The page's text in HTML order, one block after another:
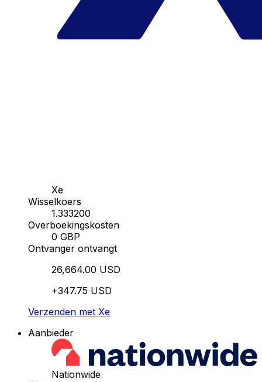
Xe
Wisselkoers
1.333200
Overboekingskosten
0 GBP
Ontvanger ontvangt
26,664.00 USD
+347.75 USD
Verzenden met Xe
Aanbieder
Nationwide